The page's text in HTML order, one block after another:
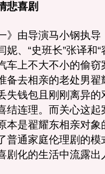
悲喜剧
由导演马小钢执导
妮、“史班长”张译和
车上不大不小的偷窃
备去相亲的老处男翟
失钱包且刚刚离异的
结连理。而关心这起
本是翟耀东相亲对象
普通家庭伦理剧的模
剧化的生活中流露出